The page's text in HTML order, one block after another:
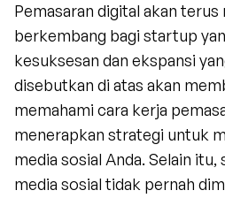
Pemasaran digital akan
berkembang bagi startup
kesuksesan dan ekspansi
disebutkan di atas akan
memahami cara kerja
menerapkan strategi untuk
media sosial Anda. Selain itu,
media sosial tidak pernah